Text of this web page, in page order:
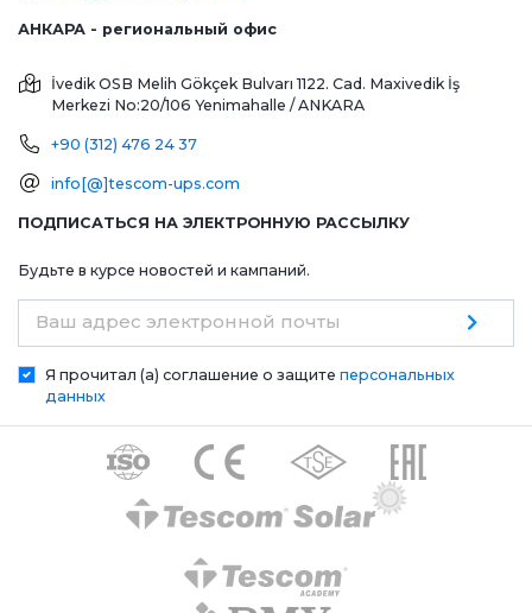
АНКАРА - региональный офис
İvedik OSB Melih Gökçek Bulvarı 1122. Cad. Maxivedik İş
Merkezi No:20/106 Yenimahalle / ANKARA
+90 (312) 476 24 37
info[@]tescom-ups.com
ПОДПИСАТЬСЯ НА ЭЛЕКТРОННУЮ РАССЫЛКУ
Будьте в курсе новостей и кампаний.
Ваш адрес электронной почты
Я прочитал (а) соглашение о защите персональных
данных